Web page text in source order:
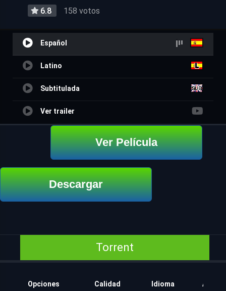
6.8 158 votos
Español
Latino
Subtitulada
Ver trailer
Ver Película
Descargar
Torrent
Opciones Calidad Idioma